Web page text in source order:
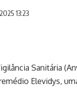
13:23
Sanitária
Elevidys,